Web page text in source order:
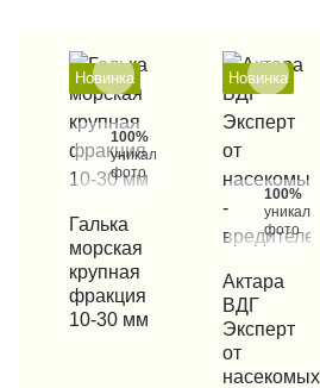
Новинка
100%
уникальные
фото
КУПИТЬ В 1 КЛИК
Галька
морская
крупная
фракция
10-30 мм
Новинка
100%
фото
КУПИТЬ В 1 КЛИК
Актара
ВДГ
Эксперт
от
насекомых